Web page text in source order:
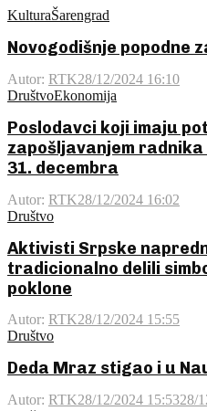
KulturaŠarengrad
Novogodišnje popodne
Autor: RTK28/12/2024 16:10
DruštvoEkonomija
Poslodavci koji imaju
zapošljavanjem radnika
31. decembra
Autor: RTK28/12/2024 16:02
Društvo
Aktivisti Srpske
tradicionalno delili
poklone
Autor: RTK28/12/2024 15:55
Društvo
Deda Mraz stigao i u
Autor: RTK28/12/2024 15:5328/